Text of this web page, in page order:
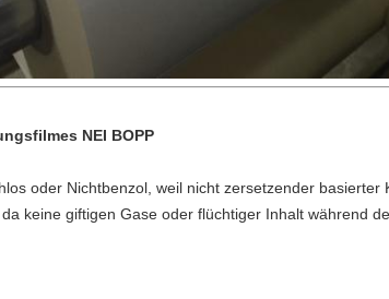
NEI BOPP
oder Nichtbenzol, weil nicht zersetzender
keine giftigen Gase oder flüchtiger Inhalt während